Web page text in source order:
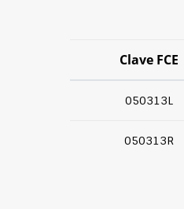
Clave FCE
050313L
050313R